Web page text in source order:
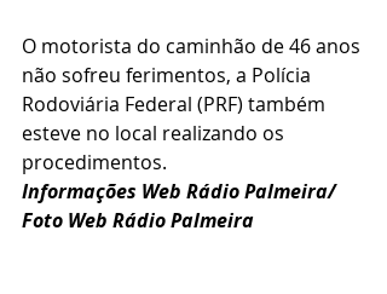
O motorista do caminhão de 46 anos
não sofreu ferimentos, a Polícia
Rodoviária Federal (PRF) também
esteve no local realizando os
procedimentos.
Informações Web Rádio Palmeira/
Foto Web Rádio Palmeira